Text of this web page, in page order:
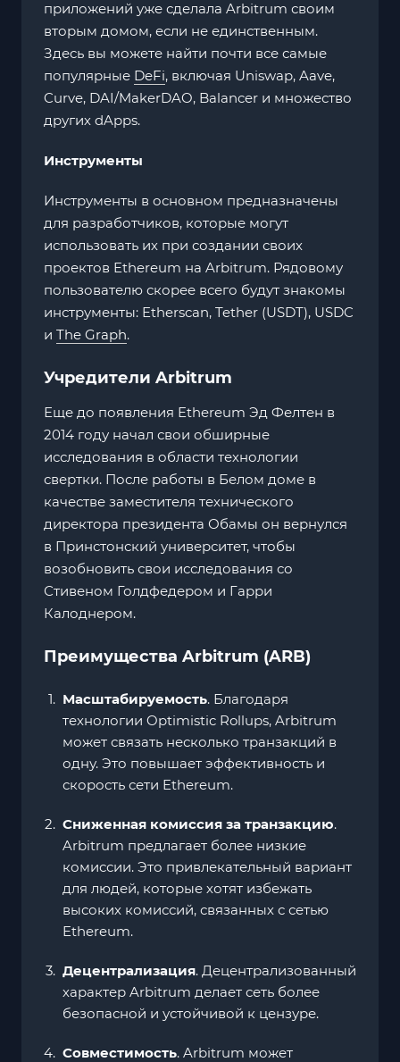
приложений уже сделала Arbitrum своим
вторым домом, если не единственным.
Здесь вы можете найти почти все самые
популярные DeFi, включая Uniswap, Aave,
Curve, DAI/MakerDAO, Balancer и множество
других dApps.
Инструменты
Инструменты в основном предназначены
для разработчиков, которые могут
использовать их при создании своих
проектов Ethereum на Arbitrum. Рядовому
пользователю скорее всего будут знакомы
инструменты: Etherscan, Tether (USDT), USDC
и The Graph.
Учредители Arbitrum
Еще до появления Ethereum Эд Фелтен в
2014 году начал свои обширные
исследования в области технологии
свертки. После работы в Белом доме в
качестве заместителя технического
директора президента Обамы он вернулся
в Принстонский университет, чтобы
возобновить свои исследования со
Стивеном Голдфедером и Гарри
Калоднером.
Преимущества Arbitrum (ARB)
Масштабируемость. Благодаря
технологии Optimistic Rollups, Arbitrum
может связать несколько транзакций в
одну. Это повышает эффективность и
скорость сети Ethereum.
Сниженная комиссия за транзакцию.
Arbitrum предлагает более низкие
комиссии. Это привлекательный вариант
для людей, которые хотят избежать
высоких комиссий, связанных с сетью
Ethereum.
Децентрализация. Децентрализованный
характер Arbitrum делает сеть более
безопасной и устойчивой к цензуре.
Совместимость. Arbitrum может